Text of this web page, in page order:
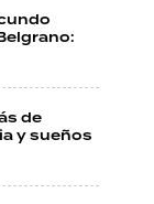
de
y sueños